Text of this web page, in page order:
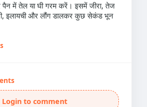
में तेल या घी गरम करें। इसमें जीरा, तेज
इलायची और लौंग डालकर कुछ सेकंड भून
Login to comment